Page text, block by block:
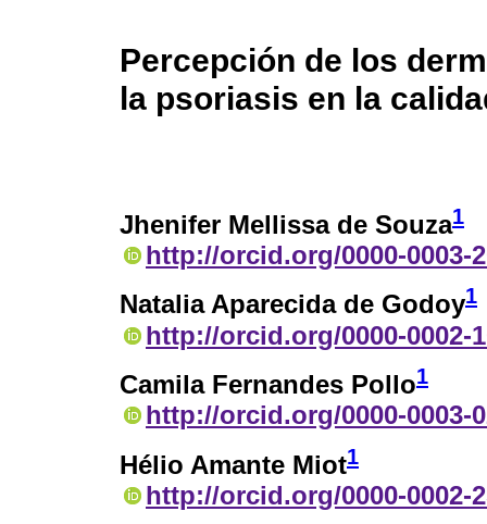
Percepción de los
la psoriasis en la
Jhenifer Mellissa de Souza1
http://orcid.org/0000-0003-
Natalia Aparecida de Godoy1
http://orcid.org/0000-0002-
Camila Fernandes Pollo1
http://orcid.org/0000-0003-
Hélio Amante Miot1
http://orcid.org/0000-0002-